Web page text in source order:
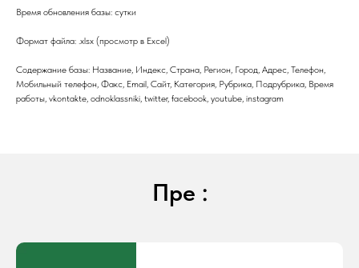
Время обновления базы: сутки
Формат файла: .xlsx (просмотр в Excel)
Содержание базы: Название, Индекс, Страна, Регион, Город, Адрес, Телефон,
Мобильный телефон, Факс, Email, Сайт, Категория, Рубрика, Подрубрика, Время
работы, vkontakte, odnoklassniki, twitter, facebook, youtube, instagram
Пре :